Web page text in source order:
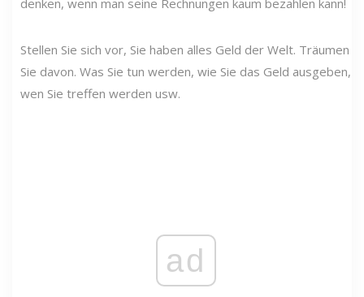
Stellen Sie sich vor, Sie haben alles Geld der Welt. Träumen
Sie davon. Was Sie tun werden, wie Sie das Geld ausgeben,
wen Sie treffen werden usw.
ad